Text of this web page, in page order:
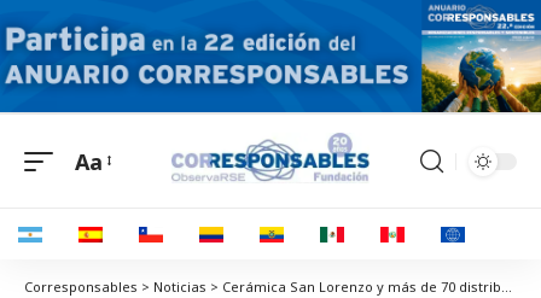
Aa
Corresponsables > Noticias > Cerámica San Lorenzo y más de 70 distribuidores exploran las tendencias del 2024 en un encuentro estratégico